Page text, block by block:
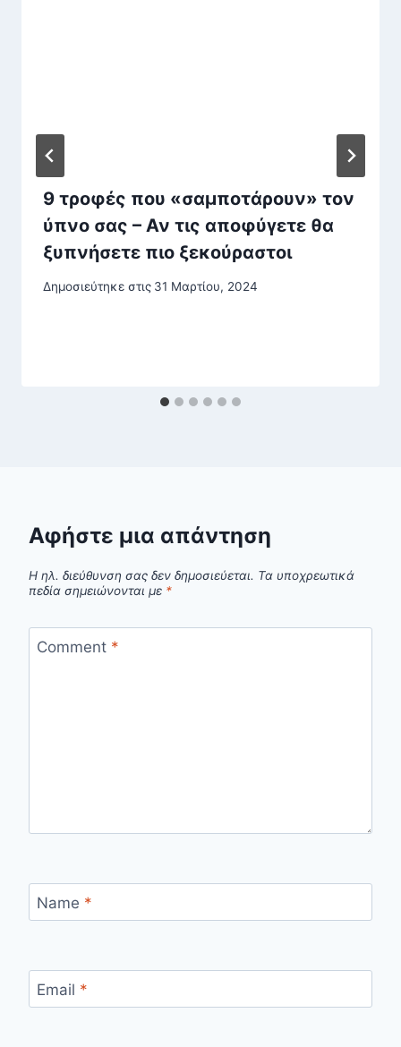
9 τροφές που «σαμποτάρουν» τον
ύπνο σας – Αν τις αποφύγετε θα
ξυπνήσετε πιο ξεκούραστοι
Δημοσιεύτηκε στις 31 Μαρτίου, 2024
Αφήστε μια απάντηση
Η ηλ. διεύθυνση σας δεν δημοσιεύεται. Τα υποχρεωτικά
πεδία σημειώνονται με *
Comment *
Name *
Email *